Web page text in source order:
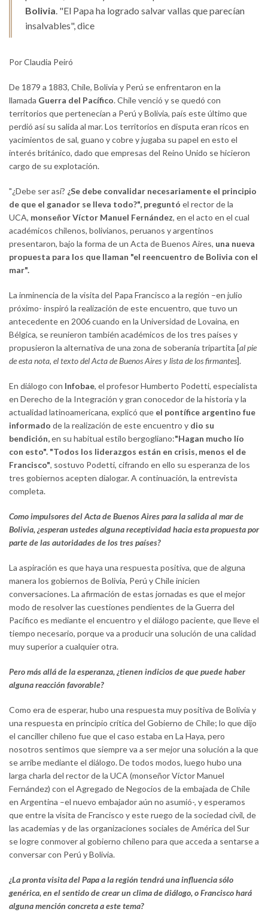
Bolivia. "El Papa ha logrado salvar vallas que parecían
insalvables", dice
Por Claudia Peiró
De 1879 a 1883, Chile, Bolivia y Perú se enfrentaron en la
llamada Guerra del Pacífico. Chile venció y se quedó con
territorios que pertenecían a Perú y Bolivia, país este último que
perdió así su salida al mar. Los territorios en disputa eran ricos en
yacimientos de sal, guano y cobre y jugaba su papel en esto el
interés británico, dado que empresas del Reino Unido se hicieron
cargo de su explotación.
"¿Debe ser así? ¿Se debe convalidar necesariamente el principio
de que el ganador se lleva todo?", preguntó el rector de la
UCA, monseñor Víctor Manuel Fernández, en el acto en el cual
académicos chilenos, bolivianos, peruanos y argentinos
presentaron, bajo la forma de un Acta de Buenos Aires, una nueva
propuesta para los que llaman "el reencuentro de Bolivia con el
mar".
La inminencia de la visita del Papa Francisco a la región –en julio
próximo- inspiró la realización de este encuentro, que tuvo un
antecedente en 2006 cuando en la Universidad de Lovaina, en
Bélgica, se reunieron también académicos de los tres países y
propusieron la alternativa de una zona de soberanía tripartita [al pie
de esta nota, el texto del Acta de Buenos Aires y lista de los firmantes].
En diálogo con Infobae, el profesor Humberto Podetti, especialista
en Derecho de la Integración y gran conocedor de la historia y la
actualidad latinoamericana, explicó que el pontífice argentino fue
informado de la realización de este encuentro y dio su
bendición,en su habitual estilo bergogliano:"Hagan mucho lío
con esto". "Todos los liderazgos están en crisis, menos el de
Francisco", sostuvo Podetti, cifrando en ello su esperanza de los
tres gobiernos acepten dialogar. A continuación, la entrevista
completa.
Como impulsores del Acta de Buenos Aires para la salida al mar de
Bolivia, ¿esperan ustedes alguna receptividad hacia esta propuesta por
parte de las autoridades de los tres países?
La aspiración es que haya una respuesta positiva, que de alguna
manera los gobiernos de Bolivia, Perú y Chile inicien
conversaciones. La afirmación de estas jornadas es que el mejor
modo de resolver las cuestiones pendientes de la Guerra del
Pacífico es mediante el encuentro y el diálogo paciente, que lleve el
tiempo necesario, porque va a producir una solución de una calidad
muy superior a cualquier otra.
Pero más allá de la esperanza, ¿tienen indicios de que puede haber
alguna reacción favorable?
Como era de esperar, hubo una respuesta muy positiva de Bolivia y
una respuesta en principio crítica del Gobierno de Chile; lo que dijo
el canciller chileno fue que el caso estaba en La Haya, pero
nosotros sentimos que siempre va a ser mejor una solución a la que
se arribe mediante el diálogo. De todos modos, luego hubo una
larga charla del rector de la UCA (monseñor Víctor Manuel
Fernández) con el Agregado de Negocios de la embajada de Chile
en Argentina –el nuevo embajador aún no asumió-, y esperamos
que entre la visita de Francisco y este ruego de la sociedad civil, de
las academias y de las organizaciones sociales de América del Sur
se logre conmover al gobierno chileno para que acceda a sentarse a
conversar con Perú y Bolivia.
¿La pronta visita del Papa a la región tendrá una influencia sólo
genérica, en el sentido de crear un clima de diálogo, o Francisco hará
alguna mención concreta a este tema?